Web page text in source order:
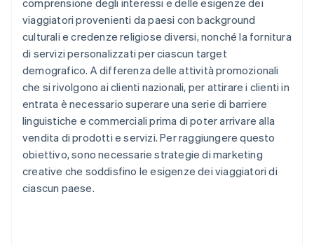
comprensione degli interessi e delle esigenze dei
viaggiatori provenienti da paesi con background
culturali e credenze religiose diversi, nonché la fornitura
di servizi personalizzati per ciascun target
demografico. A differenza delle attività promozionali
che si rivolgono ai clienti nazionali, per attirare i clienti in
entrata è necessario superare una serie di barriere
linguistiche e commerciali prima di poter arrivare alla
vendita di prodotti e servizi. Per raggiungere questo
obiettivo, sono necessarie strategie di marketing
creative che soddisfino le esigenze dei viaggiatori di
ciascun paese.